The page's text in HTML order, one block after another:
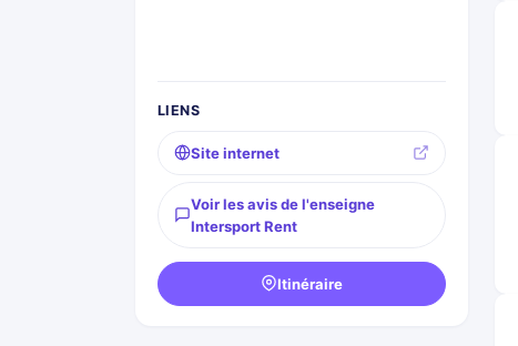
LIENS
Site internet
Voir les avis de l'enseigne
Intersport Rent
Itinéraire